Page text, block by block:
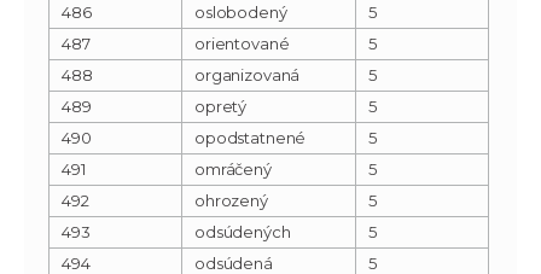
486
oslobodený
5
487
orientované
5
488
organizovaná
5
489
opretý
5
490
opodstatnené
5
491
omráčený
5
492
ohrozený
5
493
odsúdených
5
494
odsúdená
5